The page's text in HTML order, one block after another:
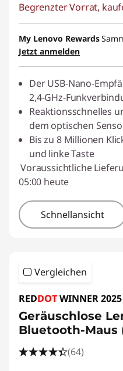
Begrenzter Vorrat,
My Lenovo Rewards
Jetzt anmelden
Der USB-Nano-
2,4-GHz-
Reaktionsschnelles
dem optischen
Bis zu 8 Millionen
und linke Taste
Voraussichtliche
05:00 heute
Schnellansicht
Vergleichen
REDDOTWINNER 2025
Geräuschlose
Bluetooth-Maus
(64)